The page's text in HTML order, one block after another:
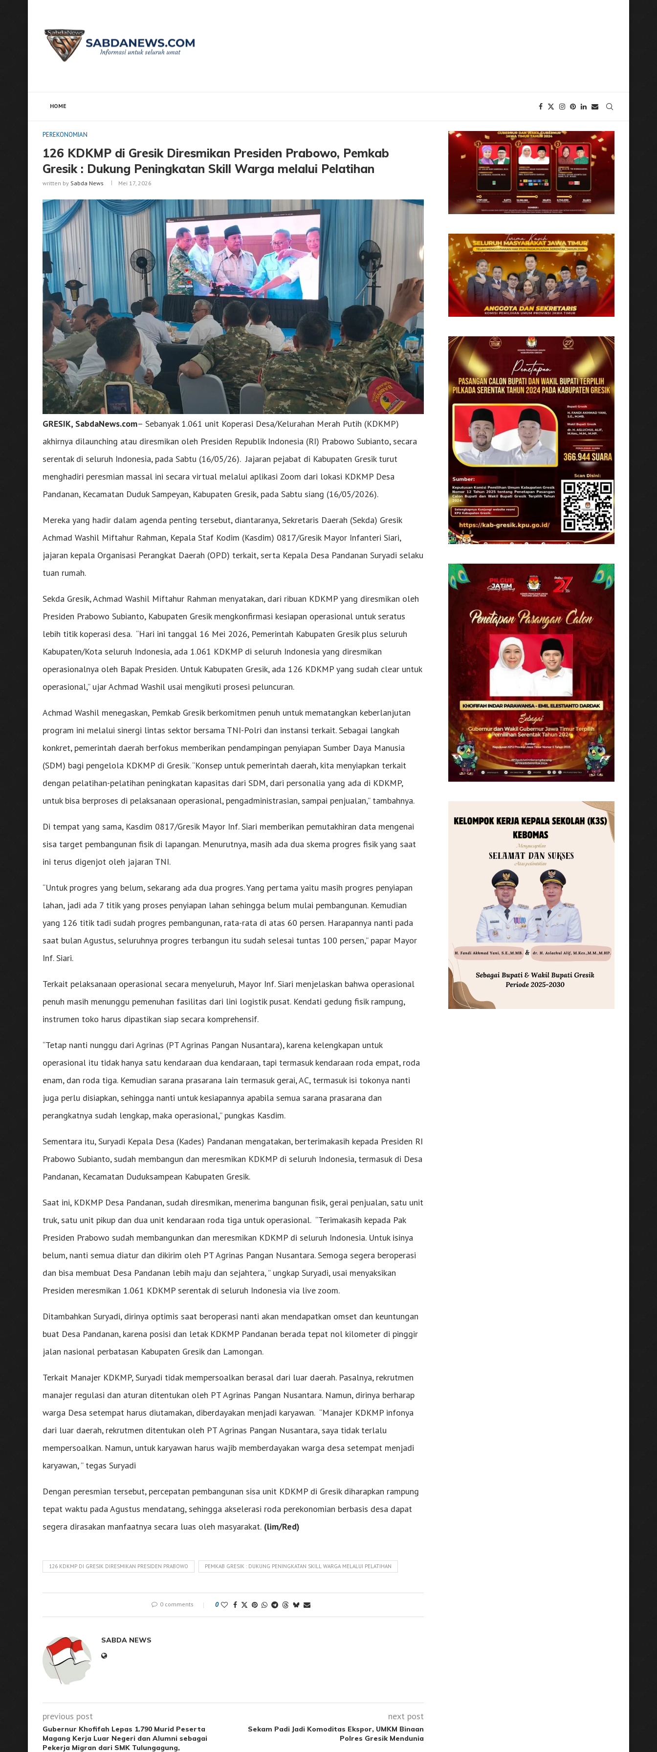
HOME
PEREKONOMIAN
126 KDKMP di Gresik Diresmikan Presiden Prabowo, Pemkab
Gresik : Dukung Peningkatan Skill Warga melalui Pelatihan
written by Sabda News Mei 17, 2026
GRESIK, SabdaNews.com– Sebanyak 1.061 unit Koperasi Desa/Kelurahan Merah Putih (KDKMP)
akhirnya dilaunching atau diresmikan oleh Presiden Republik Indonesia (RI) Prabowo Subianto, secara
serentak di seluruh Indonesia, pada Sabtu (16/05/26). Jajaran pejabat di Kabupaten Gresik turut
menghadiri peresmian massal ini secara virtual melalui aplikasi Zoom dari lokasi KDKMP Desa
Pandanan, Kecamatan Duduk Sampeyan, Kabupaten Gresik, pada Sabtu siang (16/05/2026).
Mereka yang hadir dalam agenda penting tersebut, diantaranya, Sekretaris Daerah (Sekda) Gresik
Achmad Washil Miftahur Rahman, Kepala Staf Kodim (Kasdim) 0817/Gresik Mayor Infanteri Siari,
jajaran kepala Organisasi Perangkat Daerah (OPD) terkait, serta Kepala Desa Pandanan Suryadi selaku
tuan rumah.
Sekda Gresik, Achmad Washil Miftahur Rahman menyatakan, dari ribuan KDKMP yang diresmikan oleh
Presiden Prabowo Subianto, Kabupaten Gresik mengkonfirmasi kesiapan operasional untuk seratus
lebih titik koperasi desa. “Hari ini tanggal 16 Mei 2026, Pemerintah Kabupaten Gresik plus seluruh
Kabupaten/Kota seluruh Indonesia, ada 1.061 KDKMP di seluruh Indonesia yang diresmikan
operasionalnya oleh Bapak Presiden. Untuk Kabupaten Gresik, ada 126 KDKMP yang sudah clear untuk
operasional,” ujar Achmad Washil usai mengikuti prosesi peluncuran.
Achmad Washil menegaskan, Pemkab Gresik berkomitmen penuh untuk mematangkan keberlanjutan
program ini melalui sinergi lintas sektor bersama TNI-Polri dan instansi terkait. Sebagai langkah
konkret, pemerintah daerah berfokus memberikan pendampingan penyiapan Sumber Daya Manusia
(SDM) bagi pengelola KDKMP di Gresik. “Konsep untuk pemerintah daerah, kita menyiapkan terkait
dengan pelatihan-pelatihan peningkatan kapasitas dari SDM, dari personalia yang ada di KDKMP,
untuk bisa berproses di pelaksanaan operasional, pengadministrasian, sampai penjualan,” tambahnya.
Di tempat yang sama, Kasdim 0817/Gresik Mayor Inf. Siari memberikan pemutakhiran data mengenai
sisa target pembangunan fisik di lapangan. Menurutnya, masih ada dua skema progres fisik yang saat
ini terus digenjot oleh jajaran TNI.
“Untuk progres yang belum, sekarang ada dua progres. Yang pertama yaitu masih progres penyiapan
lahan, jadi ada 7 titik yang proses penyiapan lahan sehingga belum mulai pembangunan. Kemudian
yang 126 titik tadi sudah progres pembangunan, rata-rata di atas 60 persen. Harapannya nanti pada
saat bulan Agustus, seluruhnya progres terbangun itu sudah selesai tuntas 100 persen,” papar Mayor
Inf. Siari.
Terkait pelaksanaan operasional secara menyeluruh, Mayor Inf. Siari menjelaskan bahwa operasional
penuh masih menunggu pemenuhan fasilitas dari lini logistik pusat. Kendati gedung fisik rampung,
instrumen toko harus dipastikan siap secara komprehensif.
“Tetap nanti nunggu dari Agrinas (PT Agrinas Pangan Nusantara), karena kelengkapan untuk
operasional itu tidak hanya satu kendaraan dua kendaraan, tapi termasuk kendaraan roda empat, roda
enam, dan roda tiga. Kemudian sarana prasarana lain termasuk gerai, AC, termasuk isi tokonya nanti
juga perlu disiapkan, sehingga nanti untuk kesiapannya apabila semua sarana prasarana dan
perangkatnya sudah lengkap, maka operasional,” pungkas Kasdim.
Sementara itu, Suryadi Kepala Desa (Kades) Pandanan mengatakan, berterimakasih kepada Presiden RI
Prabowo Subianto, sudah membangun dan meresmikan KDKMP di seluruh Indonesia, termasuk di Desa
Pandanan, Kecamatan Duduksampean Kabupaten Gresik.
Saat ini, KDKMP Desa Pandanan, sudah diresmikan, menerima bangunan fisik, gerai penjualan, satu unit
truk, satu unit pikup dan dua unit kendaraan roda tiga untuk operasional. “Terimakasih kepada Pak
Presiden Prabowo sudah membangunkan dan meresmikan KDKMP di seluruh Indonesia. Untuk isinya
belum, nanti semua diatur dan dikirim oleh PT Agrinas Pangan Nusantara. Semoga segera beroperasi
dan bisa membuat Desa Pandanan lebih maju dan sejahtera, ” ungkap Suryadi, usai menyaksikan
Presiden meresmikan 1.061 KDKMP serentak di seluruh Indonesia via live zoom.
Ditambahkan Suryadi, dirinya optimis saat beroperasi nanti akan mendapatkan omset dan keuntungan
buat Desa Pandanan, karena posisi dan letak KDKMP Pandanan berada tepat nol kilometer di pinggir
jalan nasional perbatasan Kabupaten Gresik dan Lamongan.
Terkait Manajer KDKMP, Suryadi tidak mempersoalkan berasal dari luar daerah. Pasalnya, rekrutmen
manajer regulasi dan aturan ditentukan oleh PT Agrinas Pangan Nusantara. Namun, dirinya berharap
warga Desa setempat harus diutamakan, diberdayakan menjadi karyawan. “Manajer KDKMP infonya
dari luar daerah, rekrutmen ditentukan oleh PT Agrinas Pangan Nusantara, saya tidak terlalu
mempersoalkan. Namun, untuk karyawan harus wajib memberdayakan warga desa setempat menjadi
karyawan, ” tegas Suryadi
Dengan peresmian tersebut, percepatan pembangunan sisa unit KDKMP di Gresik diharapkan rampung
tepat waktu pada Agustus mendatang, sehingga akselerasi roda perekonomian berbasis desa dapat
segera dirasakan manfaatnya secara luas oleh masyarakat. (lim/Red)
126 KDKMP DI GRESIK DIRESMIKAN PRESIDEN PRABOWO PEMKAB GRESIK : DUKUNG PENINGKATAN SKILL WARGA MELALUI PELATIHAN
0 comments 0
SABDA NEWS
previous post
Gubernur Khofifah Lepas 1.790 Murid Peserta
Magang Kerja Luar Negeri dan Alumni sebagai
Pekerja Migran dari SMK Tulungagung,
next post
Sekam Padi Jadi Komoditas Ekspor, UMKM Binaan
Polres Gresik Mendunia